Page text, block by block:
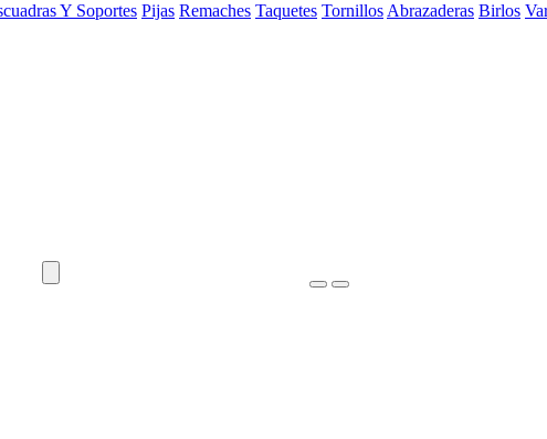
Y Soportes Pijas Remaches Taquetes Tornillos Abrazaderas Birlos